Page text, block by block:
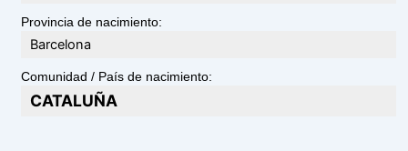
Provincia de nacimiento:
Barcelona
Comunidad / País de nacimiento:
CATALUÑA